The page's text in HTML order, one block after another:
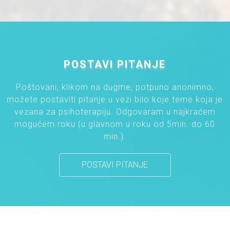
POSTAVI PITANJE
Poštovani, klikom na dugme, potpuno anonimno,
možete postaviti pitanje u vezi bilo koje teme koja je
vezana za psihoterapiju. Odgovaram u najkraćem
mogućem roku (u glavnom u roku od 5min. do 60
min.).
POSTAVI PITANJE